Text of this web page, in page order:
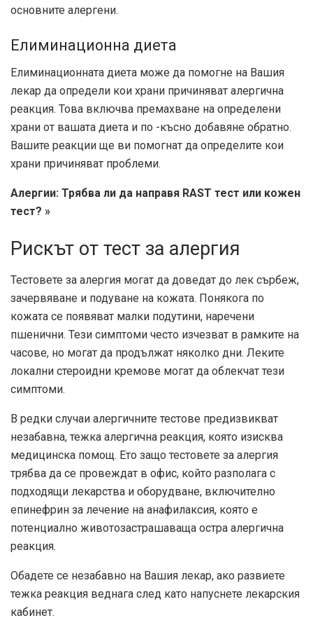
основните алергени.
Елиминационна диета
Елиминационната диета може да помогне на Вашия
лекар да определи кои храни причиняват алергична
реакция. Това включва премахване на определени
храни от вашата диета и по -късно добавяне обратно.
Вашите реакции ще ви помогнат да определите кои
храни причиняват проблеми.
Алергии: Трябва ли да направя RAST тест или кожен
тест? »
Рискът от тест за алергия
Тестовете за алергия могат да доведат до лек сърбеж,
зачервяване и подуване на кожата. Понякога по
кожата се появяват малки подутини, наречени
пшенични. Тези симптоми често изчезват в рамките на
часове, но могат да продължат няколко дни. Леките
локални стероидни кремове могат да облекчат тези
симптоми.
В редки случаи алергичните тестове предизвикват
незабавна, тежка алергична реакция, която изисква
медицинска помощ. Ето защо тестовете за алергия
трябва да се провеждат в офис, който разполага с
подходящи лекарства и оборудване, включително
епинефрин за лечение на анафилаксия, която е
потенциално животозастрашаваща остра алергична
реакция.
Обадете се незабавно на Вашия лекар, ако развиете
тежка реакция веднага след като напуснете лекарския
кабинет.